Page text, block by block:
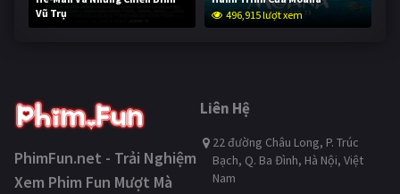
Vũ Trụ
246,049 lượt xem
496,915 lượt xem
PhimFun.net - Trải Nghiệm
Xem Phim Fun Mượt Mà
Liên Hệ
22 đường Châu Long, P. Trúc
Bạch, Q. Ba Đình, Hà Nội, Việt
Nam